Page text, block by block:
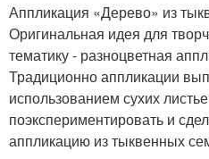
Аппликация «Дерево» из
Оригинальная идея для
тематику - разноцветная
Традиционно аппликации
использованием сухих
поэкспериментировать и
аппликацию из тыквенных